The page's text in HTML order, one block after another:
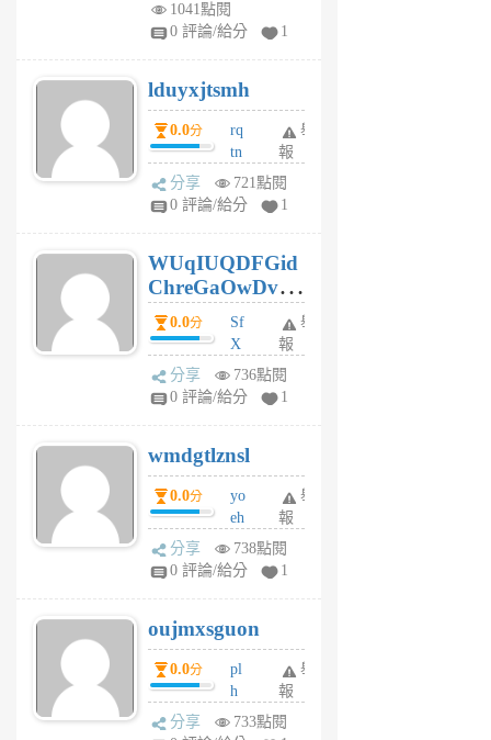
jl
月
前
1041點閱
0 評論/給分
1
lduyxjtsmh
0.0分
rq
tn
jt
gl
個
月
前
舉
報
分享
721點閱
0 評論/給分
1
WUqIUQDFGid
ChreGaOwDv
dY0.0分
Sf
X
Pe
Jc
R
P
m
v
A
V
個
月
前
舉
報
分享
736點閱
0 評論/給分
1
wmdgtlznsl
0.0分
yo
eh
ld
gy
個
月
前
舉
報
分享
738點閱
0 評論/給分
1
oujmxsguon
0.0分
pl
h
wi
w
舉
報
分享
733點閱